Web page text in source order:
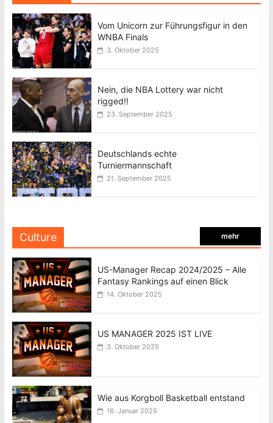
Vom Unicorn zur Führungsfigur in den
WNBA Finals
3. Oktober 2025
Nein, die NBA Lottery war nicht
rigged!!
23. September 2025
Deutschlands echte
Turniermannschaft
21. September 2025
Culture mehr
US-Manager Recap 2024/2025 – Alle
Fantasy Rankings auf einen Blick
14. Oktober 2025
US MANAGER 2025 IST LIVE
3. Oktober 2025
Wie aus Korgboll Basketball entstand
16. Januar 2025